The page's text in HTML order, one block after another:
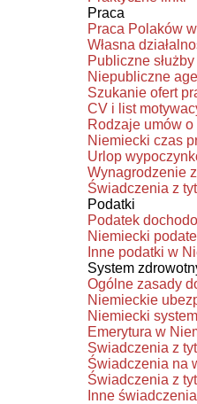
Praca
Praca Polaków
Własna
Publiczne
Niepubliczne
Szukanie ofert
CV i list
Rodzaje umów
Niemiecki czas
Urlop
Wynagrodzenie
Świadczenia z
Podatki
Podatek
Niemiecki
Inne podatki w
System
Ogólne zasady
Niemieckie
Niemiecki
Emerytura w
Swiadczenia z
Świadczenia na
Świadczenia z
Inne